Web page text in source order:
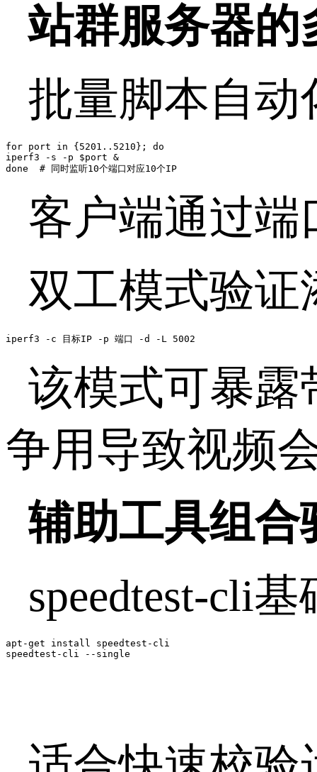
站群服务器的
批量脚本自动
for port in {5201..5210}; do
iperf3 -s -p $port &
done  # 同时监听10个端口对应10个IP
客户端通过端
双工模式验证
iperf3 -c 目标IP -p 端口 -d -L 5002
该模式可暴露
争用导致视频
辅助工具组合
speedtest-cli基
apt-get install speedtest-cli
speedtest-cli --single